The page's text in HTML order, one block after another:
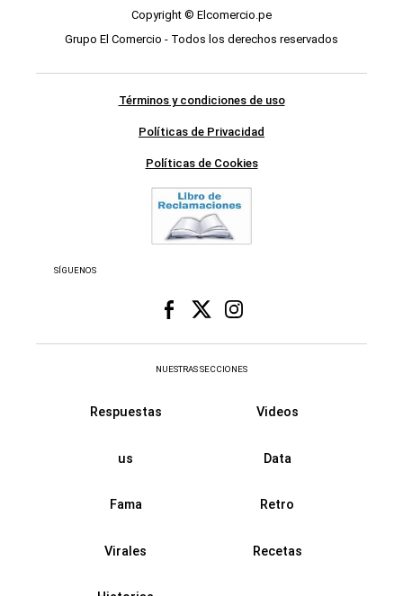
Copyright © Elcomercio.pe
Grupo El Comercio - Todos los derechos reservados
Términos y condiciones de uso
Políticas de Privacidad
Políticas de Cookies
SÍGUENOS
NUESTRAS SECCIONES
Respuestas Videos
us Data
Fama Retro
Virales Recetas